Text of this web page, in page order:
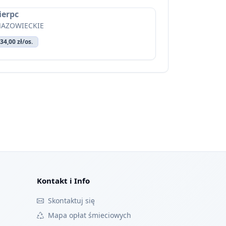
34,00 zł/os.
Kontakt i Info
Skontaktuj się
Mapa opłat śmieciowych